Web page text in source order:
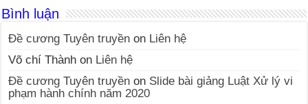
Bình luận
Đề cương Tuyên truyền on Liên hệ
Võ chí Thành on Liên hệ
Đề cương Tuyên truyền on Slide bài giảng Luật Xử lý vi
phạm hành chính năm 2020